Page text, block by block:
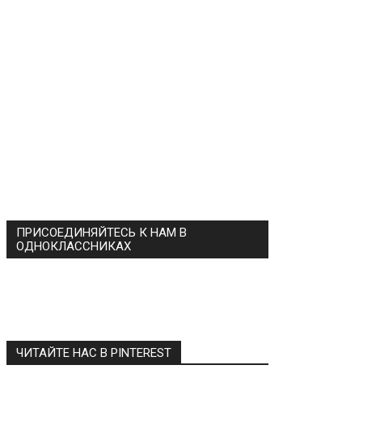
ПРИСОЕДИНЯЙТЕСЬ К НАМ В
ОДНОКЛАССНИКАХ
ЧИТАЙТЕ НАС В PINTEREST